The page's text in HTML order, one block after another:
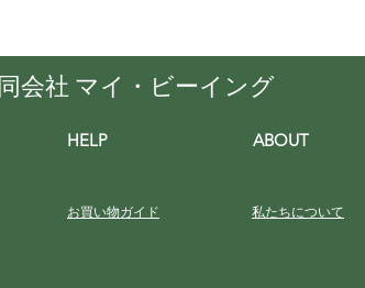
会社 マイ・ビーイング
HELP
お買い物ガイド
ABOUT
私たちについて